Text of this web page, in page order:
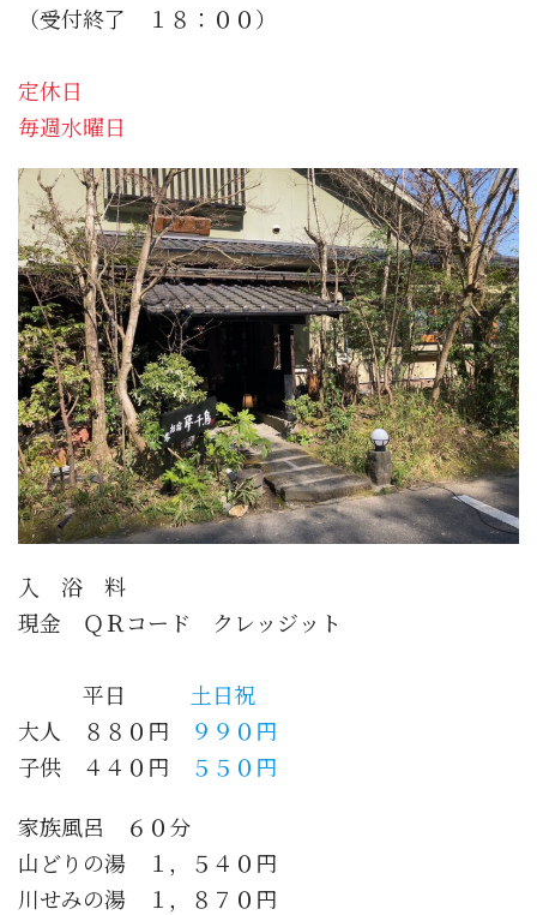
（受付終了 １８：００）
定休日
毎週水曜日
入 浴 料
現金 ＱＲコード クレッジット
平日 土日祝
大人 ８８０円
９９０円
子供 ４４０円
５５０円
家族風呂 ６０分
山どりの湯 １，５４０円
川せみの湯 １，８７０円